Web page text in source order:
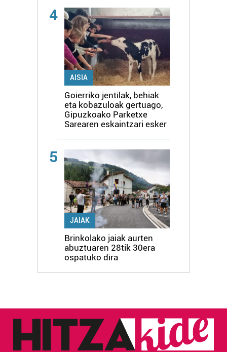
4
AISIA
Goierriko jentilak, behiak
eta kobazuloak gertuago,
Gipuzkoako Parketxe
Sarearen eskaintzari esker
5
JAIAK
Brinkolako jaiak aurten
abuztuaren 28tik 30era
ospatuko dira